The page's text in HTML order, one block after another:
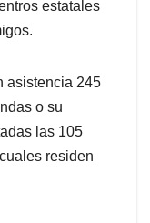
estatales
asistencia 245
o su
las 105
residen